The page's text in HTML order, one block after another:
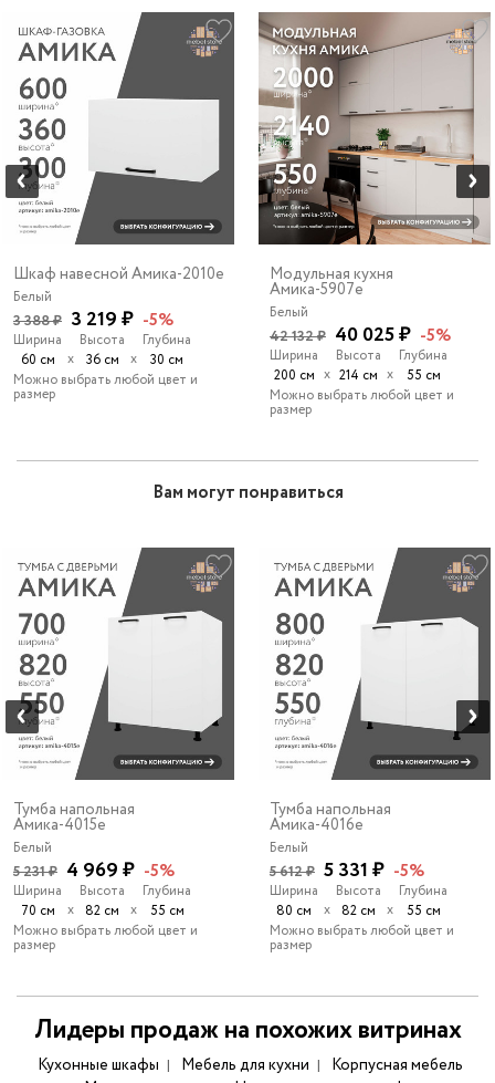
Шкаф навесной Амика-2010e
Белый
3 388 ₽ 3 219 ₽ -5%
Ширина
60 см
х
Высота
36 см
х
Глубина
30 см
Можно выбрать любой цвет и
размер
Модульная кухня
Амика-5907e
Белый
42 132 ₽ 40 025 ₽ -5%
Ширина
200 см х
Высота
214 см х
Глубина
55 см
Можно выбрать любой цвет и
размер
Вам могут понравиться
Тумба напольная
Амика-4015e
Белый
5 231 ₽ 4 969 ₽ -5%
Ширина
70 см
х
Высота
82 см
х
Глубина
55 см
Можно выбрать любой цвет и
размер
Тумба напольная
Амика-4016e
Белый
5 612 ₽ 5 331 ₽ -5%
Ширина
80 см
х
Высота
82 см
х
Глубина
55 см
Можно выбрать любой цвет и
размер
Лидеры продаж на похожих витринах
Кухонные шкафы Мебель для кухни
Корпусная мебель